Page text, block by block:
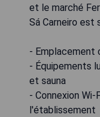
et le marché
Sá Carneiro est
- Emplacement
- Équipements
et sauna
- Connexion
l'établissement